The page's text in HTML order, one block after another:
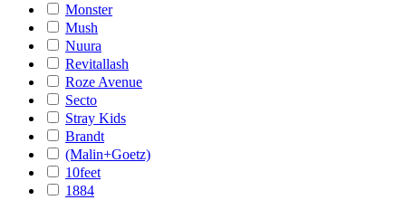
Monster
Mush
Nuura
Revitallash
Roze Avenue
Secto
Stray Kids
Brandt
(Malin+Goetz)
10feet
1884